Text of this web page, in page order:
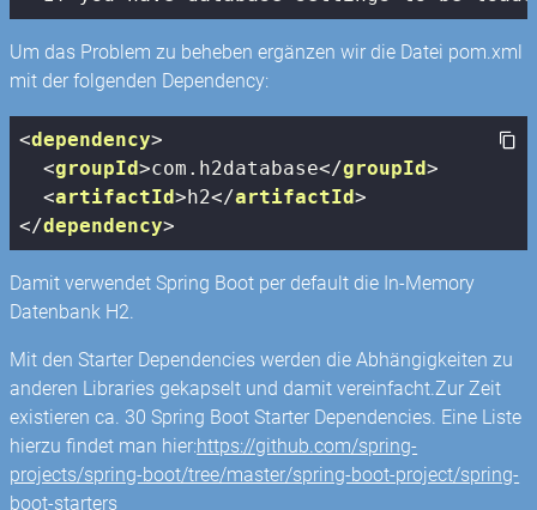
Um das Problem zu beheben ergänzen wir die Datei pom.xml
mit der folgenden Dependency:
<dependency>
<groupId>com.h2database</groupId>
<artifactId>h2</artifactId>
</dependency>
Damit verwendet Spring Boot per default die In-Memory
Datenbank H2.
Mit den Starter Dependencies werden die Abhängigkeiten zu
anderen Libraries gekapselt und damit vereinfacht.Zur Zeit
existieren ca. 30 Spring Boot Starter Dependencies. Eine Liste
hierzu findet man hier:https://github.com/spring-
projects/spring-boot/tree/master/spring-boot-project/spring-
boot-starters